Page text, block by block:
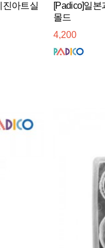
진아트실
[Padico]일
몰드
4,200